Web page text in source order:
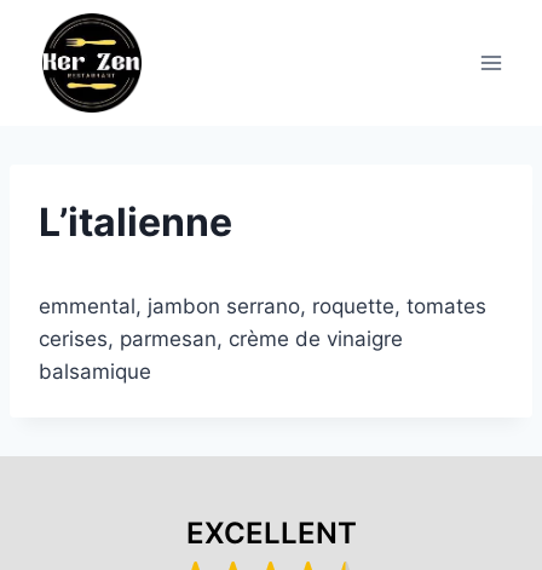
contenu
L’italienne
emmental, jambon serrano, roquette, tomates
cerises, parmesan, crème de vinaigre
balsamique
EXCELLENT